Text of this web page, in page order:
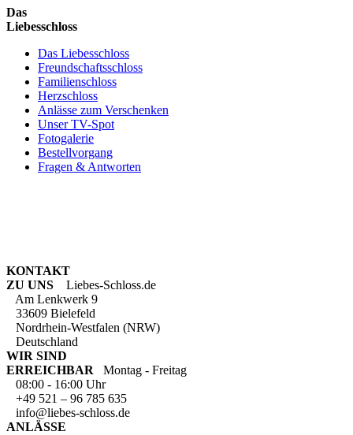
Das
Liebesschloss
Das Liebesschloss
Freundschaftsschloss
Familienschloss
Herzschloss
Anlässe zum Verschenken
Unser TV-Spot
Fotogalerie
Bestellvorgang
Fragen & Antworten
KONTAKT
ZU UNS
Liebes-Schloss.de
Am Lenkwerk 9
33609 Bielefeld
Nordrhein-Westfalen (NRW)
Deutschland
WIR SIND
ERREICHBAR
Montag - Freitag
08:00 - 16:00 Uhr
+49 521 – 96 785 635
info@liebes-schloss.de
ANLÄSSE